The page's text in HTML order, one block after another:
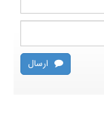
ارسال